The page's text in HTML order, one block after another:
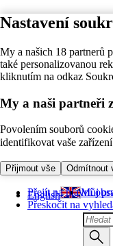
Nastavení
My a našich 18 partnerů
také personalizovanou
kliknutím na odkaz
My a naši partneři
Povolením souborů
identifikovat vaše
Přijmout vše Odmítnout
Přejít na hlavní
Přeskočit na
English Můj